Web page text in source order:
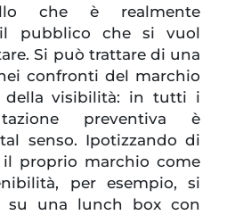
che è realmente
pubblico che si vuol
Si può trattare di una
confronti del marchio
della visibilità: in tutti i
preventiva è
senso. Ipotizzando di
proprio marchio come
per esempio, si
su una lunch box con